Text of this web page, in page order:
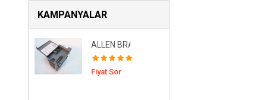
KAMPANYALAR
ALLEN BRADLEY-1746-P2-SLC500 G/Ç Modülü
Fiyat Sor